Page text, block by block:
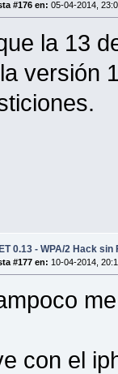
#176 en: 05-04-2014,
la 13
versión
0.13 - WPA/2 Hack sin
#177 en: 10-04-2014,
con el